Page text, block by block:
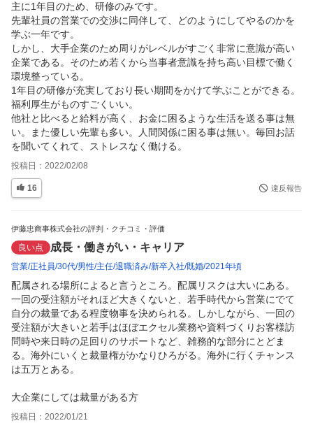
主に1年目のため、研修のみです。
先輩社員の営業での交渉に同伴して、どのようにしてやるのかを
学ぶ一年です。
しかし、大手企業のため周りがレベルがすごく非常に意識が高い
企業である。そのため若くから当事者意識を持ち高い目標で働く
環境整っている。
1年目の研修が充実しており長い期間をかけて学ぶことができる。
福利厚生がものすごくいい。
他社と比べると給料が高く、お金に困るような生活を送る事は無
い。また優しい先輩も多い。人間関係に困る事は無い。毎回お話
を聞いてくれて、ストレスなく働ける。
投稿日： 2022/02/08
16 違反報告
伊藤忠商事株式会社の評判・クチコミ・評価
良い点 成長・働きがい・キャリア
営業 正社員 30代 男性 主任 退職済み 新卒入社 既婚 2021年頃
配属される場所によると言うところ。配属リスクは大いにある。
一回の受注額がそれほど大きくないと、若手時代から営業にでて
自分の裁量である程度物事を決められる。しかしながら、一回の
受注額が大きいと若手はほぼエクセル業務や資料づくりお客様訪
問時や来日時の足回りのサポートなど、雑務的な部分にとどま
る。海外にいくと裁量権がかなりひろがる。海外に行くチャンス
は五万とある。
大企業にしては裁量がある方
投稿日： 2022/01/21